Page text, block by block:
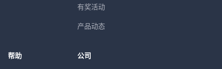
有奖活动
产品动态
帮助 公司